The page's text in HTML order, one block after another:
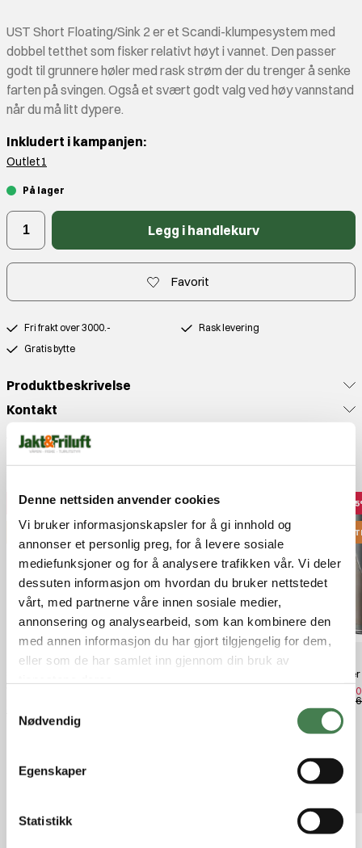
Denne nettsiden anvender cookies
Vi bruker informasjonskapsler for å gi innhold og
annonser et personlig preg, for å levere sosiale
mediefunksjoner og for å analysere trafikken vår. Vi deler
dessuten informasjon om hvordan du bruker nettstedet
vårt, med partnerne våre innen sosiale medier,
annonsering og analysearbeid, som kan kombinere den
med annen informasjon du har gjort tilgjengelig for dem,
eller som de har samlet inn gjennom din bruk av
Nødvendig
Egenskaper
Statistikk
UST Short Floating/Sink 2 er et Scandi-klumpesystem med
dobbel tetthet som fisker relativt høyt i vannet. Den passer
godt til grunnere høler med rask strøm der du trenger å senke
farten på svingen. Også et svært godt valg ved høy vannstand
når du må litt dypere.
Inkludert i kampanjen:
Outlet1
På lager
Legg i handlekurv
Favorit
Fri frakt over 3000.-
Rask levering
Gratis bytte
Produktbeskrivelse
Kontakt
Anmeldelser
Populære produkter
50%
OUTLET
35g (utgått)
40%
grains
kr 15
kr 17
Relaterte produkter